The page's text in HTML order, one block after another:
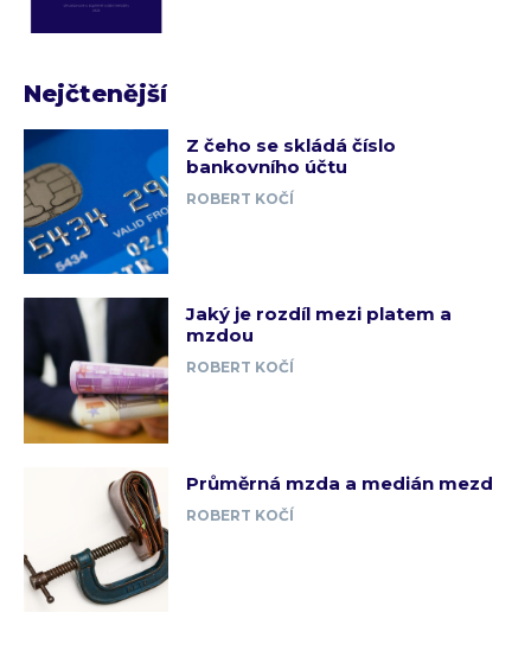
Nejčtenější
Z čeho se skládá číslo
bankovního účtu
ROBERT KOČÍ
Jaký je rozdíl mezi platem a
mzdou
ROBERT KOČÍ
Průměrná mzda a medián mezd
ROBERT KOČÍ